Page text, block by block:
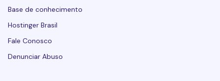
Base de conhecimento
Hostinger Brasil
Fale Conosco
Denunciar Abuso